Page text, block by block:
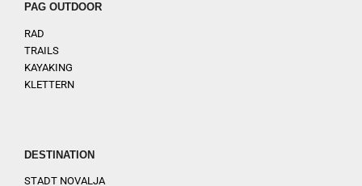
PAG OUTDOOR
RAD
TRAILS
KAYAKING
KLETTERN
DESTINATION
STADT NOVALJA